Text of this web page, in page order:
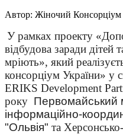
Автор: Жіночий Консорціум
У рамках проекту
відбудова заради дітей
мріють», який
консорціум України» у
ERIKS Development
року Первомайський
інформаційно-
"Ольвія" та